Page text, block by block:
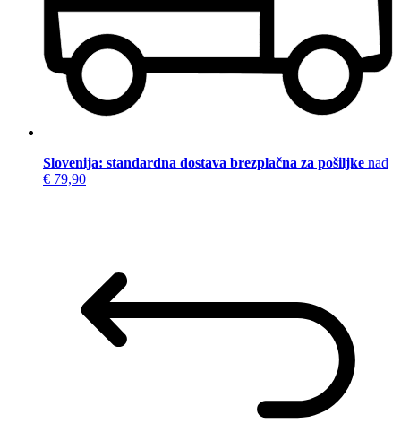
Slovenija: standardna dostava brezplačna za pošiljke nad
€ 79,90